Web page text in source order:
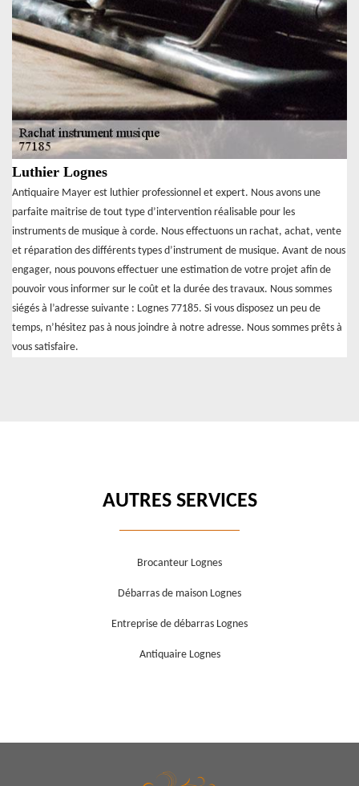
Luthier Lognes
Antiquaire Mayer est luthier professionnel et expert. Nous avons une
parfaite maitrise de tout type d’intervention réalisable pour les
instruments de musique à corde. Nous effectuons un rachat, achat, vente
et réparation des différents types d’instrument de musique. Avant de nous
engager, nous pouvons effectuer une estimation de votre projet afin de
pouvoir vous informer sur le coût et la durée des travaux. Nous sommes
siégés à l’adresse suivante : Lognes 77185. Si vous disposez un peu de
temps, n’hésitez pas à nous joindre à notre adresse. Nous sommes prêts à
vous satisfaire.
AUTRES SERVICES
Brocanteur Lognes
Débarras de maison Lognes
Entreprise de débarras Lognes
Antiquaire Lognes